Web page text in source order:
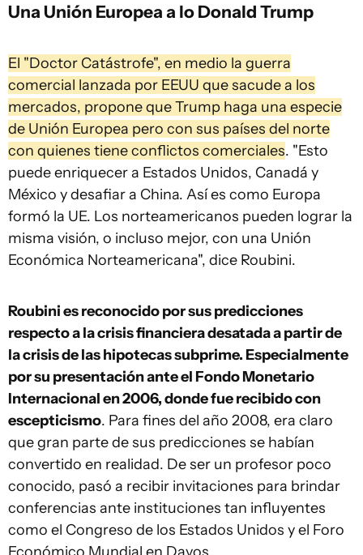
Una Unión Europea a lo Donald Trump
El "Doctor Catástrofe", en medio la guerra
comercial lanzada por EEUU que sacude a los
mercados, propone que Trump haga una especie
de Unión Europea pero con sus países del norte
con quienes tiene conflictos comerciales. "Esto
puede enriquecer a Estados Unidos, Canadá y
México y desafiar a China. Así es como Europa
formó la UE. Los norteamericanos pueden lograr la
misma visión, o incluso mejor, con una Unión
Económica Norteamericana", dice Roubini.
Roubini es reconocido por sus predicciones
respecto a la crisis financiera desatada a partir de
la crisis de las hipotecas subprime. Especialmente
por su presentación ante el Fondo Monetario
Internacional en 2006, donde fue recibido con
escepticismo. Para fines del año 2008, era claro
que gran parte de sus predicciones se habían
convertido en realidad. De ser un profesor poco
conocido, pasó a recibir invitaciones para brindar
conferencias ante instituciones tan influyentes
como el Congreso de los Estados Unidos y el Foro